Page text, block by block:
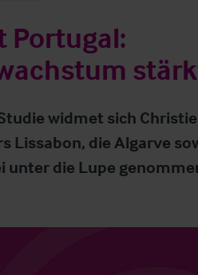
Portugal:
widmet sich
Lissabon, die Algarve
unter die Lupe